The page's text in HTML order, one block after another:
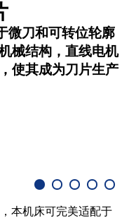
微刀和可转位轮廓
械结构，直线电机
使其成为刀片生产
本机床可完美适配于